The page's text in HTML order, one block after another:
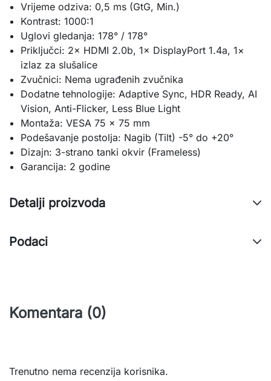
Vrijeme odziva: 0,5 ms (GtG, Min.)
Kontrast: 1000:1
Uglovi gledanja: 178° / 178°
Priključci: 2× HDMI 2.0b, 1× DisplayPort 1.4a, 1×
izlaz za slušalice
Zvučnici: Nema ugrađenih zvučnika
Dodatne tehnologije: Adaptive Sync, HDR Ready, AI
Vision, Anti-Flicker, Less Blue Light
Montaža: VESA 75 × 75 mm
Podešavanje postolja: Nagib (Tilt) -5° do +20°
Dizajn: 3-strano tanki okvir (Frameless)
Garancija: 2 godine
Detalji proizvoda
Podaci
Komentara (0)
Trenutno nema recenzija korisnika.